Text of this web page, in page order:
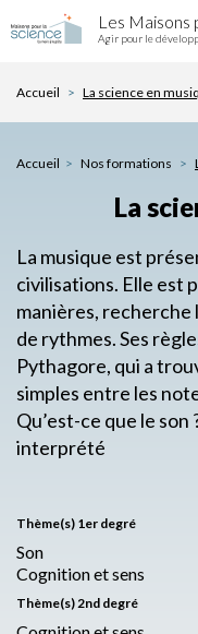
science
au
Les Maisons
Agir pour le
Accueil La science en
Accueil Nos formations
La
La musique est
civilisations. Elle est
manières, recherche
de rythmes. Ses
Pythagore, qui a
simples entre les
Qu’est-ce que le
interprété
Thème(s) 1er degré
Son
Cognition et sens
Thème(s) 2nd degré